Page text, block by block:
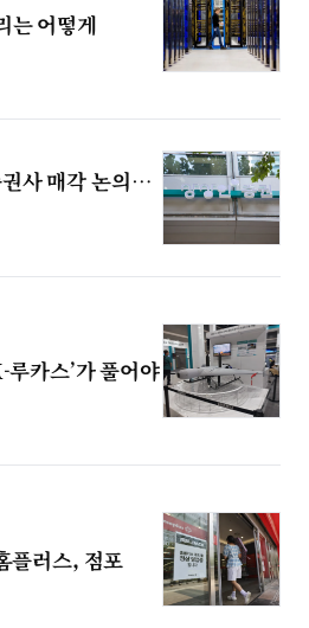
어떻게
사 매각 논의…
루카스’가 풀어야
플러스, 점포